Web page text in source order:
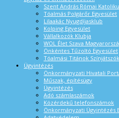
Szent András Római
Tóalmás Polgárőr Egyesület
Lilaakác Nyugdíjasklub
Kolping Egyesület
Vállalkozók Klubja
WOL Élet Szava
Önkéntes Tűzoltó Egyesület
Tóalmási Titánok
Ügyintézés
Önkormányzati Hivatali
Műszak, építésügy
Ügyintézés
Adó számlaszámok
Közérdekű telefonszámok
Önkormányzati Ügyintézés